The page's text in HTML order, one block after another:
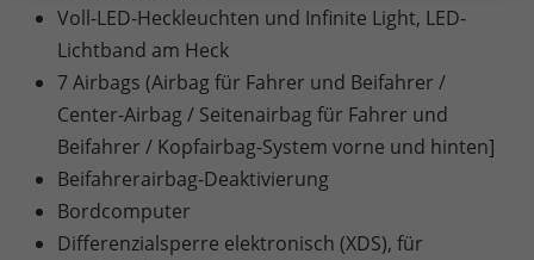
Voll-LED-Heckleuchten und Infinite Light, LED-
Lichtband am Heck
7 Airbags (Airbag für Fahrer und Beifahrer /
Center-Airbag / Seitenairbag für Fahrer und
Beifahrer / Kopfairbag-System vorne und hinten]
Beifahrerairbag-Deaktivierung
Bordcomputer
Differenzialsperre elektronisch (XDS), für